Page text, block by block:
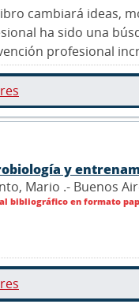
cambiará ideas,
ha sido una
profesional
y
Mario .- Buenos
bibliográfico en formato